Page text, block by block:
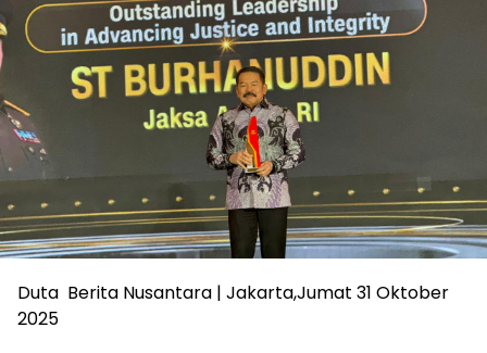
Duta Berita Nusantara | Jakarta,Jumat 31 Oktober
2025